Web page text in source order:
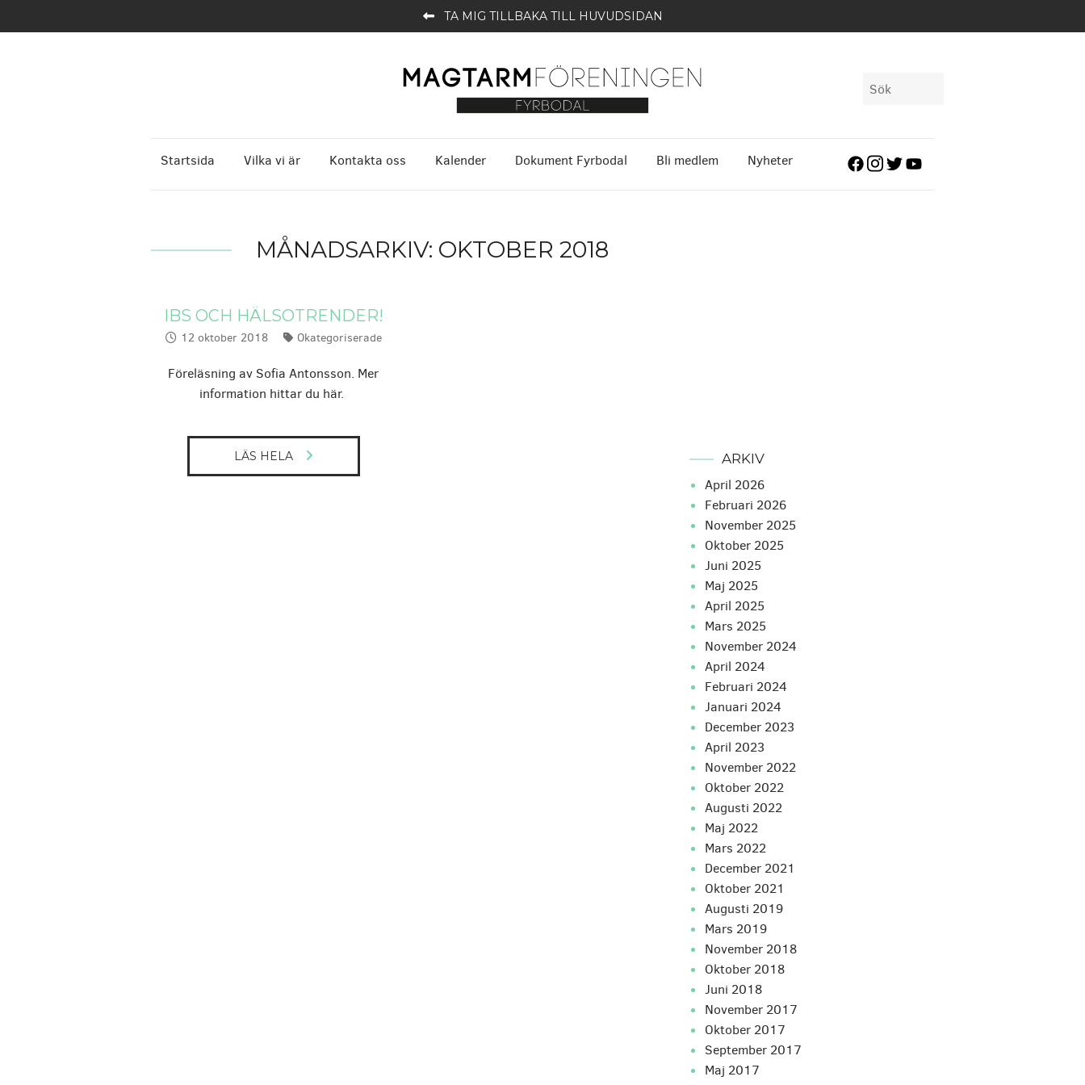
TA MIG TILLBAKA TILL HUVUDSIDAN
Sök
Startsida Vilka vi är Kontakta oss Kalender Dokument Fyrbodal Bli medlem Nyheter
MÅNADSARKIV: OKTOBER 2018
IBS OCH HÄLSOTRENDER!
Publicerat:
12 oktober 2018 Kategorier:
Okategoriserade
Föreläsning av Sofia Antonsson. Mer
information hittar du här.
LÄS HELA ARKIV
april 2026
februari 2026
november 2025
oktober 2025
juni 2025
maj 2025
april 2025
mars 2025
november 2024
april 2024
februari 2024
januari 2024
december 2023
april 2023
november 2022
oktober 2022
augusti 2022
maj 2022
mars 2022
december 2021
oktober 2021
augusti 2019
mars 2019
november 2018
oktober 2018
juni 2018
november 2017
oktober 2017
september 2017
maj 2017